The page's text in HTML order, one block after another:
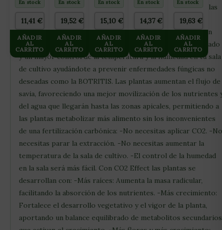
aumentar la velocidad de transporte de nutrientes desde las
raíces a las hojas sin que para eso necesites aumentar la
temperatura y elevar la ET (EVAPOTRANSPIRACIÓN). Con
CO2 EFFECT conseguirás, de forma fácil, un mejor resultado
y un mayor control de la temperatura y la humedad en tu sala
de cultivo ayudándote a prevenir enfermedades fúngicas no
deseadas como la BOTRITIS. Las plantas aumentan el flujo de
savia, favoreciendo una mejor movilización de los nutrientes
del agua que llegarán hasta las zonas apicales, permitiendo a
las plantas metabolizar más alimento sin los inconvenientes
de una fertilización carbónica: -No necesitas aplicar CO2. -No
necesitas parar la extracción. -No necesitas aumentar la
temperatura de la sala de cultivo. -El control de la humedad
en la sala será más fácil. Con CO2 Effect las plantas se
desarrollan con: -Más raíces: Aumenta la masa radicular,
facilitando la absorción de los nutrientes. -Más crecimiento:
Fortalece el desarrollo vegetativo y el vigor de la planta,
aportando un balance equilibrado de metabolitos secundarios
BIOBIZZ
En stock
11,41 €
AÑADIR
AL
CARRITO
105L
En stock
19,52 €
AÑADIR
AL
CARRITO
(2X25M)
En stock
15,10 €
AÑADIR
AL
CARRITO
En stock
14,37€
AÑADIR
AL
CARRITO
CON
105L
En stock
19,63 €
AÑADIR
AL
CARRITO